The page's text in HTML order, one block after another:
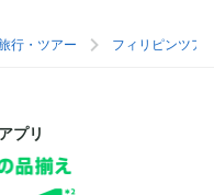
行・ツアー フィリピンツア
プリ